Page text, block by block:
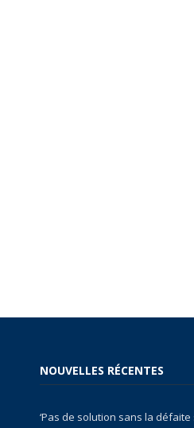
NOUVELLES RÉCENTES
‘Pas de solution sans la